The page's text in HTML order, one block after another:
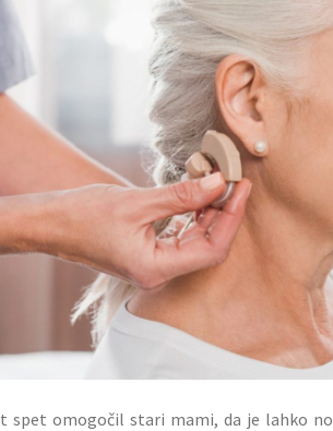
spet omogočil stari mami, da je lahko